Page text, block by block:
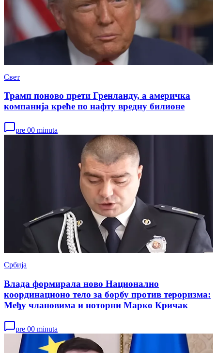
Свет
Трамп поново прети Гренланду, а америчка
компанија креће по нафту вредну билионе
pre 00 minuta
Србија
Влада формирала ново Национално
координационо тело за борбу против тероризма:
Међу члановима и ноторни Марко Кричак
pre 00 minuta